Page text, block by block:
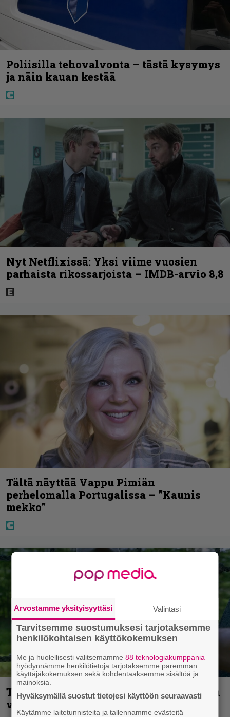
Poliisilla tehovalvonta – tästä kysymys
ja näin kauan kestää
Nyt Netflixissä: Yksi viime vuosien
parhaista rikossarjoista – IMDB-arvio 8,8
Tältä näyttää Vappu Pimiän
perhelomalla Portugalissa – ”Kaunis
mekko”
Tuleva videopelielokuva jäi Sam Neillin
viimeiseksi rooliksi
Arvostamme yksityisyyttäsi Valintasi
Tarvitsemme suostumuksesi tarjotaksemme
henkilökohtaisen käyttökokemuksen
Me ja huolellisesti valitsemamme88 teknologiakumppania
hyödynnämme henkilötietoja tarjotaksemme paremman
käyttäjäkokemuksen sekä kohdentaaksemme sisältöä ja
mainoksia.
Hyväksymällä suostut tietojesi käyttöön seuraavasti
Käytämme laitetunnisteita ja tallennamme evästeitä